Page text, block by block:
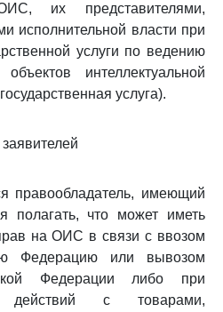
их представителями,
исполнительной власти при
услуги по ведению
интеллектуальной
услуга).
заявителей
правообладатель, имеющий
полагать, что может иметь
на ОИС в связи с ввозом
Федерацию или вывозом
Федерации либо при
с товарами,